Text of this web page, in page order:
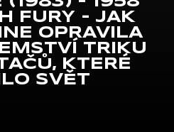
FURY - JAK
OPRAVILA
TRIKU
KTERÉ
SVĚT